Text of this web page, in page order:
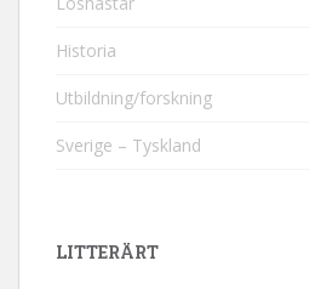
Historia
Utbildning/forskning
Sverige – Tyskland
LITTERÄRT